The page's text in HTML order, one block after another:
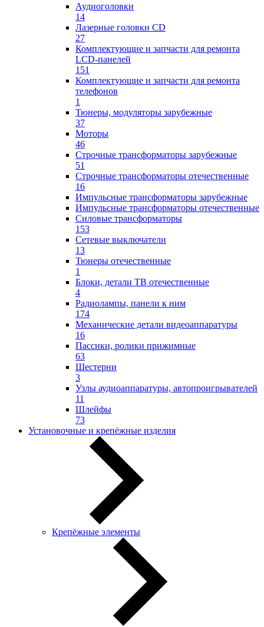
Аудиоголовки
14
Лазерные головки CD
27
Комплектующие и запчасти для ремонта
LCD-панелей
151
Комплектующие и запчасти для ремонта
телефонов
1
Тюнеры, модуляторы зарубежные
37
Моторы
46
Строчные трансформаторы зарубежные
51
Строчные трансформаторы отечественные
16
Импульсные трансформаторы зарубежные
Импульсные трансформаторы отечественные
Силовые трансформаторы
153
Сетевые выключатели
13
Тюнеры отечественные
1
Блоки, детали ТВ отечественные
4
Радиолампы, панели к ним
174
Механические детали видеоаппаратуры
16
Пассики, ролики прижимные
63
Шестерни
3
Узлы аудиоаппаратуры, автопроигрывателей
11
Шлейфы
73
Установочные и крепёжные изделия
Крепёжные элементы